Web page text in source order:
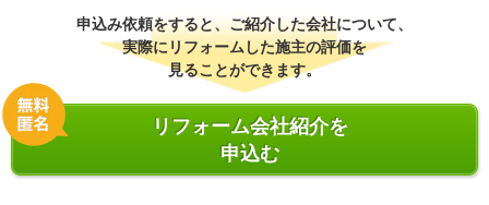
申込み依頼をすると、ご紹介した会社について、
実際にリフォームした施主の評価を
見ることができます。
リフォーム会社紹介を
申込む